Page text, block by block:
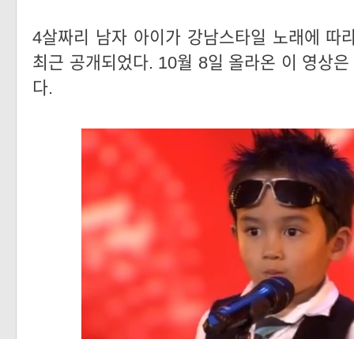
4살짜리 남자 아이가 강남스타일 노래에 따
최근 공개되었다. 10월 8일 올라온 이 영상
다.